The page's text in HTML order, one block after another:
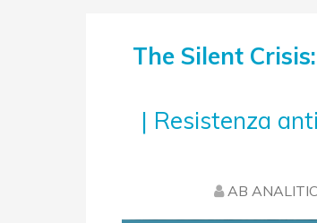
The Silent
| Resistenza
AB